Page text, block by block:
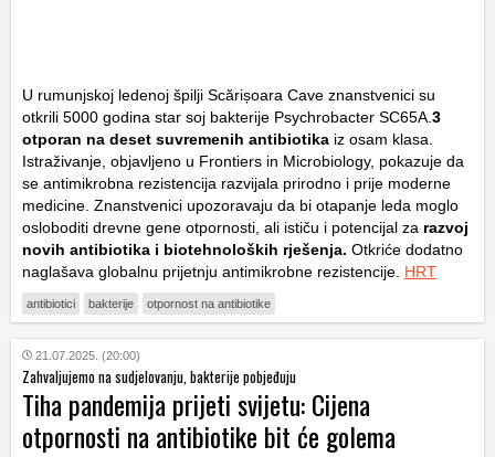
U rumunjskoj ledenoj špilji Scărișoara Cave znanstvenici su
otkrili 5000 godina star soj bakterije Psychrobacter SC65A. 3
otporan na deset suvremenih antibiotika iz osam klasa.
Istraživanje, objavljeno u Frontiers in Microbiology, pokazuje da
se antimikrobna rezistencija razvijala prirodno i prije moderne
medicine. Znanstvenici upozoravaju da bi otapanje leda moglo
osloboditi drevne gene otpornosti, ali ističu i potencijal za razvoj
novih antibiotika i biotehnoloških rješenja. Otkriće dodatno
naglašava globalnu prijetnju antimikrobne rezistencije. HRT
antibiotici bakterije otpornost na antibiotike
21.07.2025. (20:00)
Zahvaljujemo na sudjelovanju, bakterije pobjeđuju
Tiha pandemija prijeti svijetu: Cijena
otpornosti na antibiotike bit će golema